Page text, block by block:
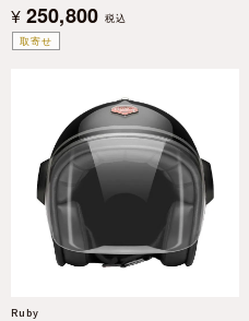
取寄せ
¥ 250,800 税込
Ruby